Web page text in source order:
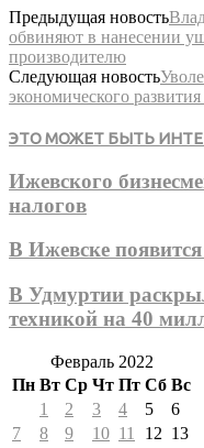
Предыдущая новость
обвиняют в нанесении
производителю
Следующая новость
экономического
ЭТО МОЖЕТ БЫТЬ
Ижевского
налогов
В Ижевске
В Удмуртии
техникой на 40
Февраль 2022
Пн Вт Ср Чт Пт Сб Вс
1
2 3 4 5
6
7
8 9 10 11 12 13